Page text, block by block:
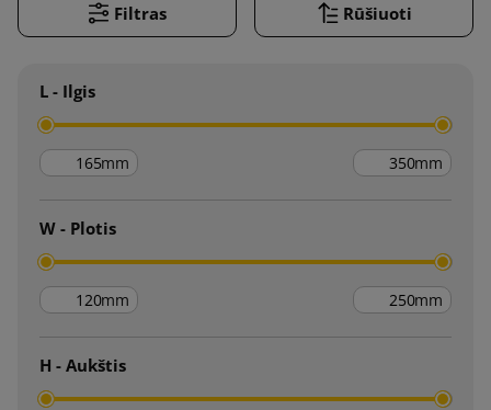
Filtras Rūšiuoti
L - Ilgis
mm mm
W - Plotis
mm mm
H - Aukštis